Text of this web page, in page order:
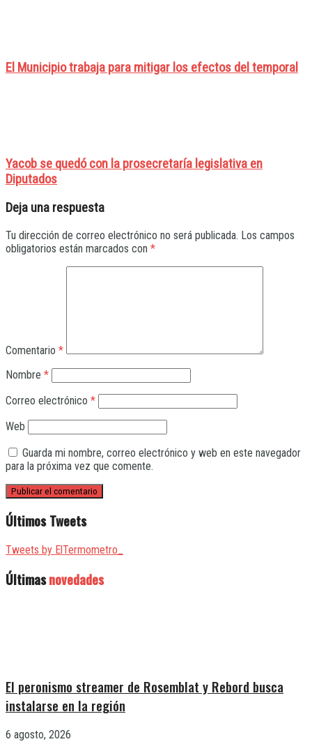
El Municipio trabaja para mitigar los efectos del temporal
Yacob se quedó con la prosecretaría legislativa en
Diputados
Deja una respuesta
Tu dirección de correo electrónico no será publicada. Los campos
obligatorios están marcados con *
Comentario *
Nombre *
Correo electrónico *
Web
Guarda mi nombre, correo electrónico y web en este navegador
para la próxima vez que comente.
Últimos Tweets
Tweets by ElTermometro_
Últimasnovedades
El peronismo streamer de Rosemblat y Rebord busca
instalarse en la región
6 agosto, 2026